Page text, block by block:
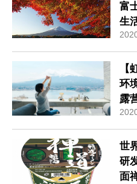
富
生
的
环
露
林
世
研
面